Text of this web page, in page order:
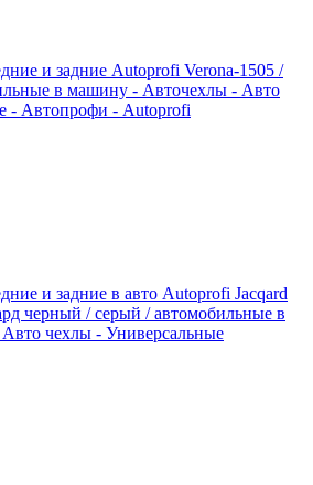
и задние Autoprofi Verona-1505 /
в машину - Авточехлы - Авто
- Автопрофи - Autoprofi
и задние в авто Autoprofi Jacqard
черный / серый / автомобильные в
чехлы - Универсальные